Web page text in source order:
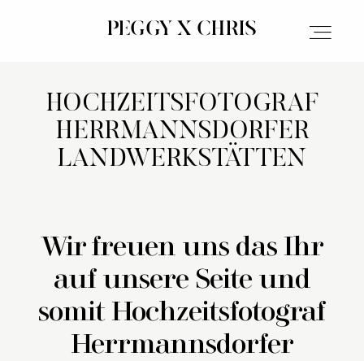
PEGGY X CHRIS
PEGGY X CHRIS
PORTFOLIO
ÜBER UNS
INVESTITION
HOCHZEITSFOTOGRAF
HERRMANNSDORFER
LANDWERKSTÄTTEN
Wir freuen uns das Ihr
auf unsere Seite und
somit Hochzeitsfotograf
Herrmannsdorfer